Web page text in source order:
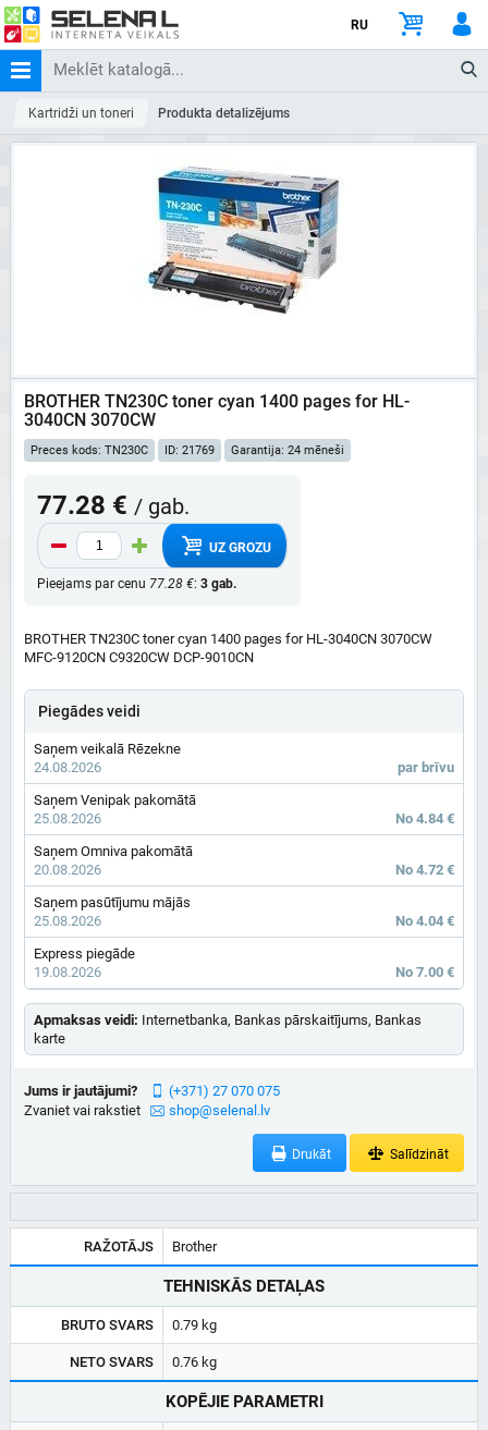
RU
Kartridži un toneri Produkta detalizējums
BROTHER TN230C toner cyan 1400 pages for HL-
3040CN 3070CW
Preces kods: TN230C ID: 21769 Garantija: 24 mēneši
77.28 € / gab.
UZ GROZU
Pieejams par cenu 77.28 €: 3 gab.
BROTHER TN230C toner cyan 1400 pages for HL-3040CN 3070CW
MFC-9120CN C9320CW DCP-9010CN
Piegādes veidi
Saņem veikalā Rēzekne
24.08.2026
par brīvu
Saņem Venipak pakomātā
25.08.2026
No 4.84 €
Saņem Omniva pakomātā
20.08.2026
No 4.72 €
Saņem pasūtījumu mājās
25.08.2026
No 4.04 €
Express piegāde
19.08.2026
No 7.00 €
Apmaksas veidi: Internetbanka, Bankas pārskaitījums, Bankas
karte
Jums ir jautājumi?
Zvaniet vai rakstiet
(+371) 27 070 075
shop@selenal.lv
Drukāt Salīdzināt
RAŽOTĀJS Brother
TEHNISKĀS DETAĻAS
BRUTO SVARS 0.79 kg
NETO SVARS 0.76 kg
KOPĒJIE PARAMETRI